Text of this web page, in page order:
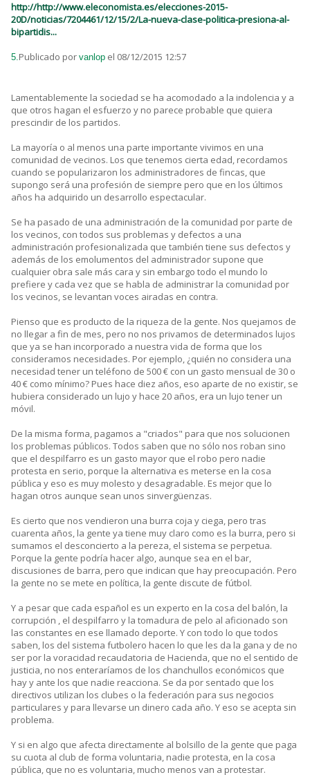
http://http://www.eleconomista.es/elecciones-2015-
20D/noticias/7204461/12/15/2/La-nueva-clase-politica-presiona-al-
bipartidis...
5.Publicado por vanlop el 08/12/2015 12:57
Lamentablemente la sociedad se ha acomodado a la indolencia y a
que otros hagan el esfuerzo y no parece probable que quiera
prescindir de los partidos.
La mayoría o al menos una parte importante vivimos en una
comunidad de vecinos. Los que tenemos cierta edad, recordamos
cuando se popularizaron los administradores de fincas, que
supongo será una profesión de siempre pero que en los últimos
años ha adquirido un desarrollo espectacular.
Se ha pasado de una administración de la comunidad por parte de
los vecinos, con todos sus problemas y defectos a una
administración profesionalizada que también tiene sus defectos y
además de los emolumentos del administrador supone que
cualquier obra sale más cara y sin embargo todo el mundo lo
prefiere y cada vez que se habla de administrar la comunidad por
los vecinos, se levantan voces airadas en contra.
Pienso que es producto de la riqueza de la gente. Nos quejamos de
no llegar a fin de mes, pero no nos privamos de determinados lujos
que ya se han incorporado a nuestra vida de forma que los
consideramos necesidades. Por ejemplo, ¿quién no considera una
necesidad tener un teléfono de 500 € con un gasto mensual de 30 o
40 € como mínimo? Pues hace diez años, eso aparte de no existir, se
hubiera considerado un lujo y hace 20 años, era un lujo tener un
móvil.
De la misma forma, pagamos a "criados" para que nos solucionen
los problemas públicos. Todos saben que no sólo nos roban sino
que el despilfarro es un gasto mayor que el robo pero nadie
protesta en serio, porque la alternativa es meterse en la cosa
pública y eso es muy molesto y desagradable. Es mejor que lo
hagan otros aunque sean unos sinvergüenzas.
Es cierto que nos vendieron una burra coja y ciega, pero tras
cuarenta años, la gente ya tiene muy claro como es la burra, pero si
sumamos el desconcierto a la pereza, el sistema se perpetua.
Porque la gente podría hacer algo, aunque sea en el bar,
discusiones de barra, pero que indican que hay preocupación. Pero
la gente no se mete en política, la gente discute de fútbol.
Y a pesar que cada español es un experto en la cosa del balón, la
corrupción , el despilfarro y la tomadura de pelo al aficionado son
las constantes en ese llamado deporte. Y con todo lo que todos
saben, los del sistema futbolero hacen lo que les da la gana y de no
ser por la voracidad recaudatoria de Hacienda, que no el sentido de
justicia, no nos enteraríamos de los chanchullos económicos que
hay y ante los que nadie reacciona. Se da por sentado que los
directivos utilizan los clubes o la federación para sus negocios
particulares y para llevarse un dinero cada año. Y eso se acepta sin
problema.
Y si en algo que afecta directamente al bolsillo de la gente que paga
su cuota al club de forma voluntaria, nadie protesta, en la cosa
pública, que no es voluntaria, mucho menos van a protestar.